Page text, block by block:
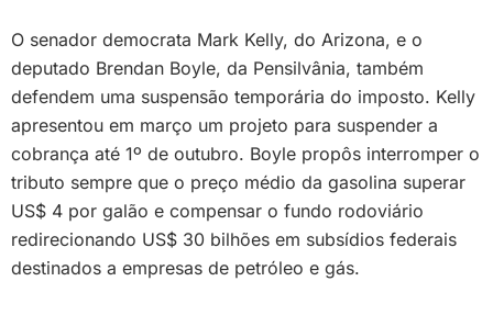
O senador democrata Mark Kelly, do Arizona, e o
deputado Brendan Boyle, da Pensilvânia, também
defendem uma suspensão temporária do imposto. Kelly
apresentou em março um projeto para suspender a
cobrança até 1º de outubro. Boyle propôs interromper o
tributo sempre que o preço médio da gasolina superar
US$ 4 por galão e compensar o fundo rodoviário
redirecionando US$ 30 bilhões em subsídios federais
destinados a empresas de petróleo e gás.